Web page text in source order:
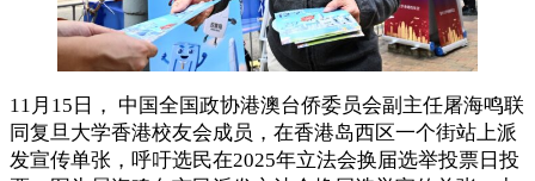
11月15日， 中国全国政协港澳台侨委员会副主任屠海鸣联
同复旦大学香港校友会成员，在香港岛西区一个街站上派
发宣传单张，呼吁选民在2025年立法会换届选举投票日投